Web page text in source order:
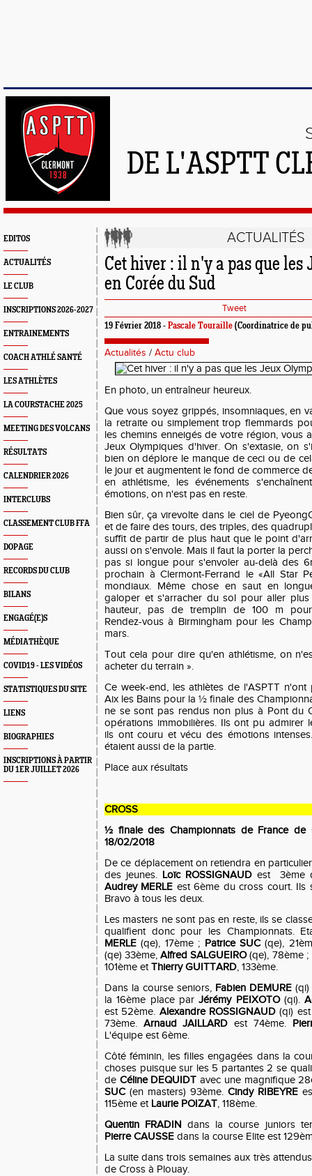
DE L'ASPTT
EDITOS
ACTUALITÉS
LE CLUB
INSCRIPTIONS 2026-2027
ENTRAINEMENTS
COACH ATHLÉ SANTÉ
LES ATHLÈTES
LA COURSTACHE 2025
MEETING DES VOLCANS
RÉSULTATS
CALENDRIER 2026
INTERCLUBS
CLASSEMENT CLUB FFA
DOPAGE
RECORDS DU CLUB
BILANS
ENGAGÉ(E)S
MÉDIATHÈQUE
COVID19 - LES VIDÉOS
STATISTIQUES DU SITE
LIENS
BIOGRAPHIES
INSCRIPTIONS À PARTIR
DU 1ER JUILLET 2026
ACTUALITÉS
Cet hiver : il n'y a pas que les
en Corée du Sud
Tweet
19 Février 2018 - Pascale Touraille (Coordinatrice de
Actualités / Actu club
En photo, un entraîneur heureux.
Que vous soyez grippés, insomniaques, en
la retraite ou simplement trop flemmards
les chemins enneigés de votre région, vous
Jeux Olympiques d'hiver. On s'extasie, on
bien on déplore le manque de ceci ou de
le jour et augmentent le fond de commerce
en athlétisme, les événements
émotions, on n'est pas en reste.
Bien sûr, ça virevolte dans le ciel de
et de faire des tours, des triples, des
suffit de partir de plus haut que le point
aussi on s'envole. Mais il faut la porter la
pas si longue pour s'envoler au-delà des
prochain à Clermont-Ferrand le «All Star
mondiaux. Même chose en saut en
galoper et s'arracher du sol pour aller
hauteur, pas de tremplin de 100 m pour
Rendez-vous à Birmingham pour les
mars.
Tout cela pour dire qu'en athlétisme, on
acheter du terrain ».
Ce week-end, les athlètes de l'ASPTT
Aix les Bains pour la ½ finale des
ne se sont pas rendus non plus à Pont du
opérations immobilières. Ils ont pu admirer
ils ont couru et vécu des émotions
étaient aussi de la partie.
Place aux résultats
CROSS
½ finale des Championnats de France de
18/02/2018
De ce déplacement on retiendra en
des jeunes. Loïc ROSSIGNAUD est 3ème
Audrey MERLE est 6ème du cross court. Ils
Bravo à tous les deux.
Les masters ne sont pas en reste, ils se
qualifient donc pour les Championnats.
MERLE (qe), 17ème ; Patrice SUC(qe),
(qe) 33ème,Alfred SALGUEIRO(qe), 78ème ;
101ème etThierry GUITTARD, 133ème.
Dans la course seniors, Fabien DEMURE(qi)
la 16ème place parJérémy PEIXOTO(qi).
est 52ème. Alexandre ROSSIGNAUD(qi)
73ème. Arnaud JAILLARD est 74ème.
L'équipe est 6ème.
Côté féminin, les filles engagées dans la
choses puisque sur les 5 partantes 2 se
de Céline DEQUIDT avec une magnifique
SUC(en masters) 93ème. Cindy RIBEYRE
115ème et Laurie POIZAT, 118ème.
Quentin FRADIN dans la course juniors
Pierre CAUSSE dans la course Elite est
La suite dans trois semaines aux très
de Cross à Plouay.